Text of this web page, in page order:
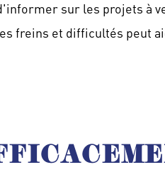
sur les projets à
freins et difficultés peut